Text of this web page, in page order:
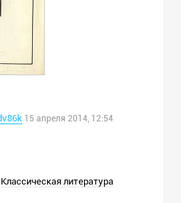
15 апреля 2014, 12:54
Классическая литература